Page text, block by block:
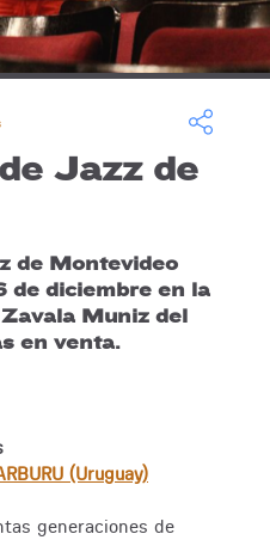
Jazz de
de Montevideo
de diciembre en la
Muniz del
en venta.
(Uruguay)
generaciones de